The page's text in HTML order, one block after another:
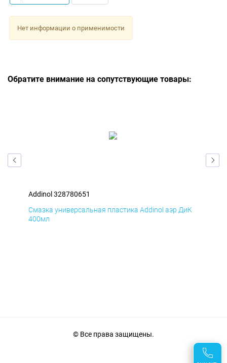
Нет информации о применимости
Обратите внимание на сопутствующие товары:
Addinol 328780651
Смазка универсальная пластика Addinol аэр ДиК
400мл
© Все права защищены.